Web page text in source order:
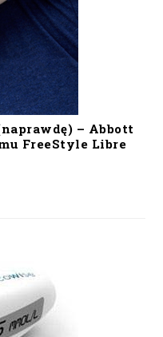
– Abbott
FreeStyle Libre